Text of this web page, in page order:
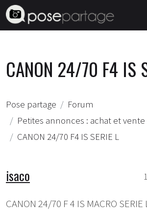
CANON 24/70 F4 IS
Pose partage
Forum
Petites annonces : achat et vente
CANON 24/70 F4 IS SERIE L
isaco
CANON 24/70 F 4 IS MACRO SERIE